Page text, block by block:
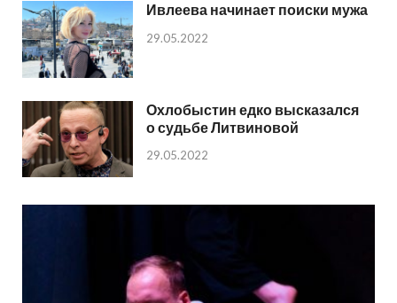
Ивлеева начинает поиски мужа
29.05.2022
Охлобыстин едко высказался
о судьбе Литвиновой
29.05.2022